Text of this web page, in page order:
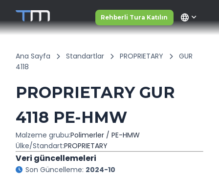
Rehberli Tura Katılın language
Ana Sayfa Standartlar PROPRIETARY
GUR
4118
PROPRIETARY GUR
4118 PE-HMW
Malzeme grubu:Polimerler / PE-HMW
Ülke/Standart:PROPRIETARY
Veri güncellemeleri
Son Güncelleme: 2024-10